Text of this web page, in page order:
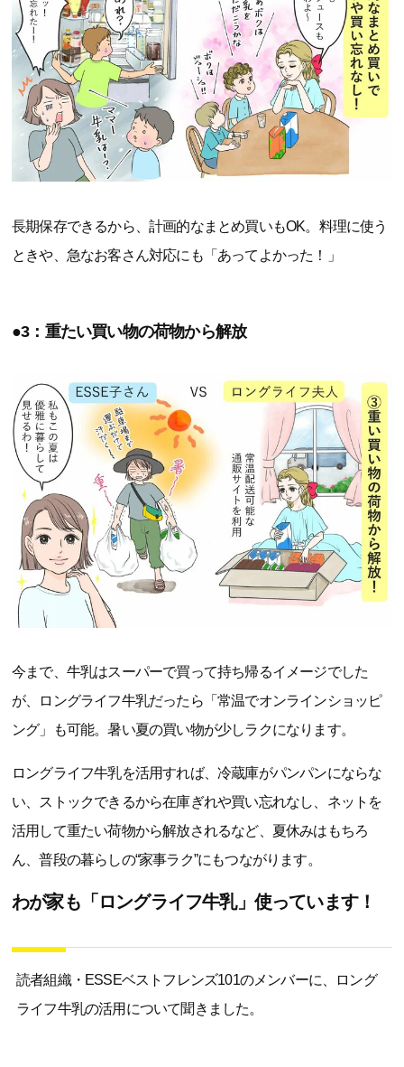
長期保存できるから、計画的なまとめ買いもOK。料理に使う
ときや、急なお客さん対応にも「あってよかった！」
●3：重たい買い物の荷物から解放
今まで、牛乳はスーパーで買って持ち帰るイメージでした
が、ロングライフ牛乳だったら「常温でオンラインショッピ
ング」も可能。暑い夏の買い物が少しラクになります。
ロングライフ牛乳を活用すれば、冷蔵庫がパンパンにならな
い、ストックできるから在庫ぎれや買い忘れなし、ネットを
活用して重たい荷物から解放されるなど、夏休みはもちろ
ん、普段の暮らしの“家事ラク”にもつながります。
わが家も「ロングライフ牛乳」使っています！
読者組織・ESSEベストフレンズ101のメンバーに、ロング
ライフ牛乳の活用について聞きました。